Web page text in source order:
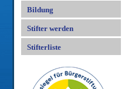
Bildung
Stifter werden
Stifterliste